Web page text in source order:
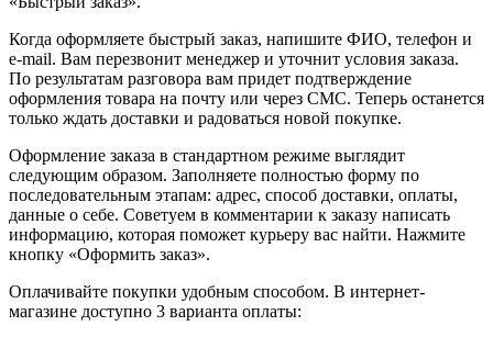
Когда оформляете быстрый заказ, напишите ФИО, телефон и
e-mail. Вам перезвонит менеджер и уточнит условия заказа.
По результатам разговора вам придет подтверждение
оформления товара на почту или через СМС. Теперь останется
только ждать доставки и радоваться новой покупке.
Оформление заказа в стандартном режиме выглядит
следующим образом. Заполняете полностью форму по
последовательным этапам: адрес, способ доставки, оплаты,
данные о себе. Советуем в комментарии к заказу написать
информацию, которая поможет курьеру вас найти. Нажмите
кнопку «Оформить заказ».
Оплачивайте покупки удобным способом. В интернет-
магазине доступно 3 варианта оплаты: